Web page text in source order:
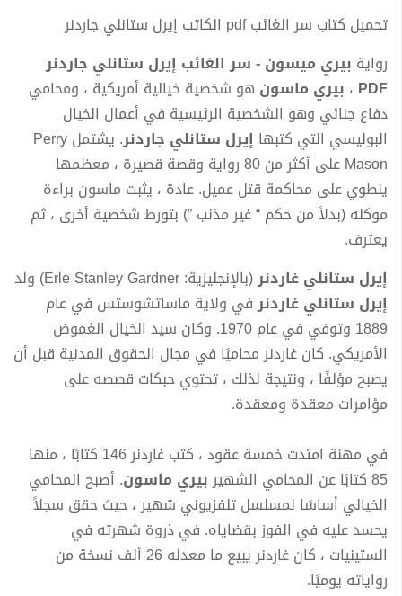
تحميل كتاب سر الغائب pdf الكاتب إيرل ستانلي جاردنر
رواية بيري ميسون - سر الغائب إيرل ستانلي جاردنر
PDF ، بيري ماسون هو شخصية خيالية أمريكية ، ومحامي
دفاع جنائي وهو الشخصية الرئيسية في أعمال الخيال
البوليسي التي كتبها إيرل ستانلي جاردنر
. يشتمل Perry
Mason على أكثر من 80 رواية وقصة قصيرة ، معظمها
ينطوي على محاكمة قتل عميل. عادة ، يثبت ماسون براءة
موكله (بدلاً من حكم “ غير مذنب ”) بتورط شخصية أخرى ، ثم
يعترف.
إيرل ستانلي غاردنر(بالإنجليزية: Erle Stanley Gardner)‏ ولد
إيرل ستانلي غاردنرفي ولاية ماساتشوستس في عام
1889 وتوفي في عام 1970. وكان سيد الخيال الغموض
الأمريكي. كان غاردنر محاميًا في مجال الحقوق المدنية قبل أن
يصبح مؤلفًا ، ونتيجة لذلك ، تحتوي حبكات قصصه على
مؤامرات معقدة ومعقدة.
في مهنة امتدت خمسة عقود ، كتب غاردنر 146 كتابًا ، منها
85 كتابًا عن المحامي الشهير
بيري ماسون. أصبح المحامي
الخيالي أساسًا لمسلسل تلفزيوني شهير ، حيث حقق سجلاً
يحسد عليه في الفوز بقضاياه. في ذروة شهرته في
الستينيات ، كان غاردنر يبيع ما معدله 26 ألف نسخة من
رواياته يوميًا.